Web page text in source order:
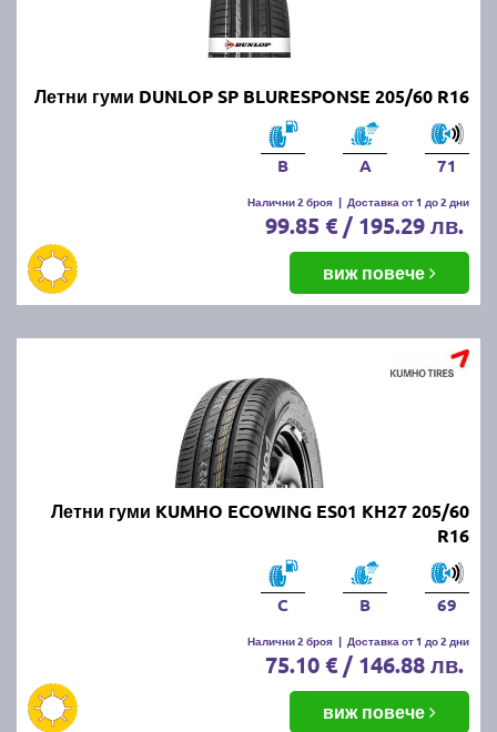
Летни гуми DUNLOP SP BLURESPONSE 205/60 R16
B A 71
Налични 2 броя | Доставка от 1 до 2 дни
99.85 € / 195.29 лв.
виж повече
Летни гуми KUMHO ECOWING ES01 KH27 205/60
R16
C B 69
Налични 2 броя | Доставка от 1 до 2 дни
75.10 € / 146.88 лв.
виж повече